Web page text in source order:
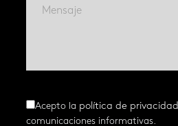
Acepto la política de privacidad
comunicaciones informativas.